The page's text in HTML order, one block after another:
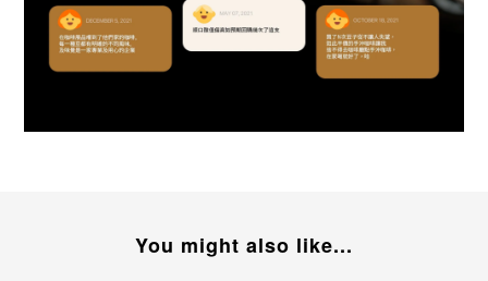
You might also like...